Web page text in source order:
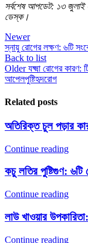
সর্বশেষ আপডেট: ১৩ জুলাই
ডেস্ক।
Newer
স্নায়ু রোগের লক্ষণ: ৬টি
Back to list
Older যক্ষ্মা রোগের কারণ:
আপেলপুষ্টিহৃদরোগ
Related posts
অতিরিক্ত চুল পড়ার
Continue reading
কচু লতির পুষ্টিগুণ: ৬টি
Continue reading
লাউ খাওয়ার
Continue reading